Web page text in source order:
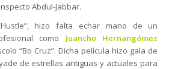
Abdul-Jabbar.
hizo falta echar mano de un
como Juancho Hernangómez
“Bo Cruz”. Dicha película hizo gala de
de estrellas antiguas y actuales para